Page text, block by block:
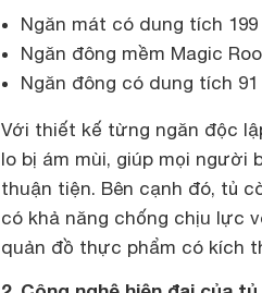
Ngăn mát có dung tích
Ngăn đông mềm Magic
Ngăn đông có dung tích
Với thiết kế từng ngăn độc
lo bị ám mùi, giúp mọi
thuận tiện. Bên cạnh đó, tủ
có khả năng chống chịu lực
quản đồ thực phẩm có kích